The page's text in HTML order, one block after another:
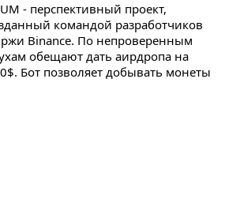
- перспективный проект,
командой разработчиков
Binance. По непроверенным
обещают дать аирдропа на
Бот позволяет добывать монеты